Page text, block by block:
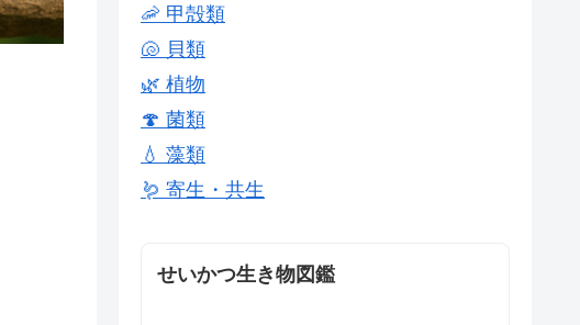
🦐 甲殻類
🐚 貝類
🌿 植物
🍄 菌類
💧 藻類
🪱 寄生・共生
せいかつ生き物図鑑